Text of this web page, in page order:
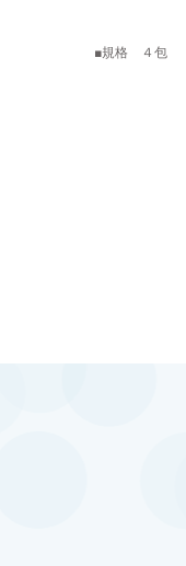
規格 ４包